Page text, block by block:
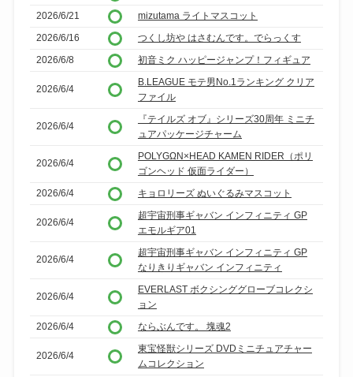
2026/6/21
mizutama ライトマスコット
2026/6/16
つくし坊や はさむんです。でらっくす
2026/6/8
初音ミク ハッピージャンプ！フィギュア
2026/6/4
B.LEAGUE モテ男No.1ランキング クリア
ファイル
2026/6/4
『テイルズ オブ』シリーズ30周年 ミニチ
ュアパッケージチャーム
2026/6/4
POLYGΩN×HEAD KAMEN RIDER（ポリ
ゴンヘッド 仮面ライダー）
2026/6/4
キョロリーズ ぬいぐるみマスコット
2026/6/4
超宇宙刑事ギャバン インフィニティ GP
エモルギア01
2026/6/4
超宇宙刑事ギャバン インフィニティ GP
なりきりギャバン インフィニティ
2026/6/4
EVERLAST ボクシンググローブコレクシ
ョン
2026/6/4
ならぶんです。 塊魂2
2026/6/4
東宝怪獣シリーズ DVDミニチュアチャー
ムコレクション